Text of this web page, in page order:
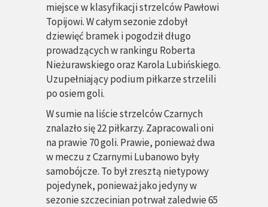
miejsce w klasyfikacji strzelców Pawłowi
Topijowi. W całym sezonie zdobył
dziewięć bramek i pogodził długo
prowadzących w rankingu Roberta
Nieżurawskiego oraz Karola Lubińskiego.
Uzupełniający podium piłkarze strzelili
po osiem goli.
W sumie na liście strzelców Czarnych
znalazło się 22 piłkarzy. Zapracowali oni
na prawie 70 goli. Prawie, ponieważ dwa
w meczu z Czarnymi Lubanowo były
samobójcze. To był zresztą nietypowy
pojedynek, ponieważ jako jedyny w
sezonie szczecinian potrwał zaledwie 65